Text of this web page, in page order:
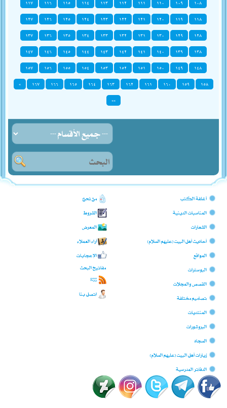
١٠٨
١٠٩ ١١٠ ١١١ ١١٢ ١١٣ ١١٤ ١١٥ ١١٦
١١٧
١١٨
١١٩ ١٢٠ ١٢١ ١٢٢ ١٢٣ ١٢٤ ١٢٥ ١٢٦
١٢٧
١٢٨
١٢٩ ١٣٠ ١٣١ ١٣٢ ١٣٣ ١٣٤ ١٣٥ ١٣٦
١٣٧
١٣٨
١٣٩ ١٤٠ ١٤١ ١٤٢ ١٤٣ ١٤٤ ١٤٥ ١٤٦
١٤٧
١٤٨
١٤٩ ١٥٠ ١٥١ ١٥٢ ١٥٣ ١٥٤ ١٥٥ ١٥٦
١٥٧
١٥٨
١٥٩ ١٦٠ ١٦١ ١٦٢ ١٦٣ ١٦٤ ١٦٥ ١٦٦ ١٦٧
»
»»
أغلفة الكتب
المناسبات الدينية
الشعارات
أحاديث أهل البيت (عليهم السلام)
المواقع
البوسترات
القصص والمجلات
تصاميم مختلفة
المنتديات
البروشورات
السجّاد
زيارات أهل البيت (عليهم السلام)
الدفاتر المدرسية
من نحن؟
الشروط
المعرض
آراء العملاء
الإعجابات
مفاتيح البحث
RSS
اتصل بنا